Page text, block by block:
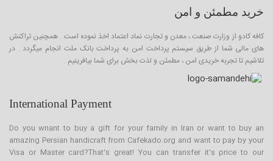
خرید مطمئن و امن
کافه کادو از وزارت صنعت ، معدن و تجارت نماد اعتماد اخذ نموده است . همچنین تراکنش
های مالی شما از طریق سیستم پرداخت امن به پرداخت بانک ملت انجام میگردد . در
تلاشیم تا تجربه خریدی امن ، مطمئن و لذت بخش برای شما بیافرینیم .
International Payment
Do you wnant to buy a gift for your family in Iran or want to buy an
amazing Persian handicraft from Cafekado.org and want to pay by your
Visa or Master card?That's great! You can transfer it's price to our